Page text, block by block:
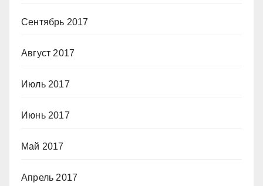
Сентябрь 2017
Август 2017
Июль 2017
Июнь 2017
Май 2017
Апрель 2017